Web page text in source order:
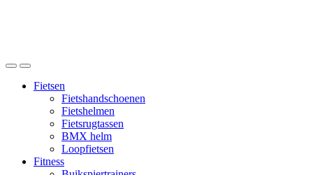
Fietsen
Fietshandschoenen
Fietshelmen
Fietsrugtassen
BMX helm
Loopfietsen
Fitness